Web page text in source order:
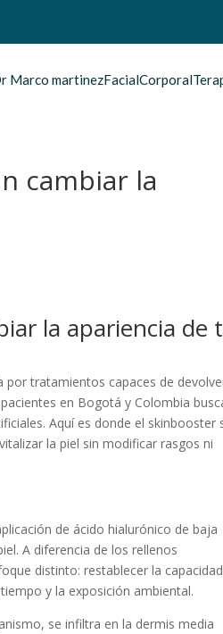
Marco martinezFacialCorporal
cambiar la
la apariencia de
por tratamientos capaces de
en Bogotá y Colombia
Aquí es donde el skinbooster
la piel sin modificar rasgos ni
de ácido hialurónico de baja
A diferencia de los rellenos
distinto: restablecer la capacidad
y la exposición ambiental.
se infiltra en la dermis media